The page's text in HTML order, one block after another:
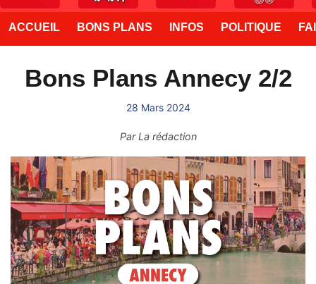
ACCUEIL BONS PLANS INFOS POLITIQUE
Bons Plans Annecy 2/2
28 Mars 2024
ParLa rédaction